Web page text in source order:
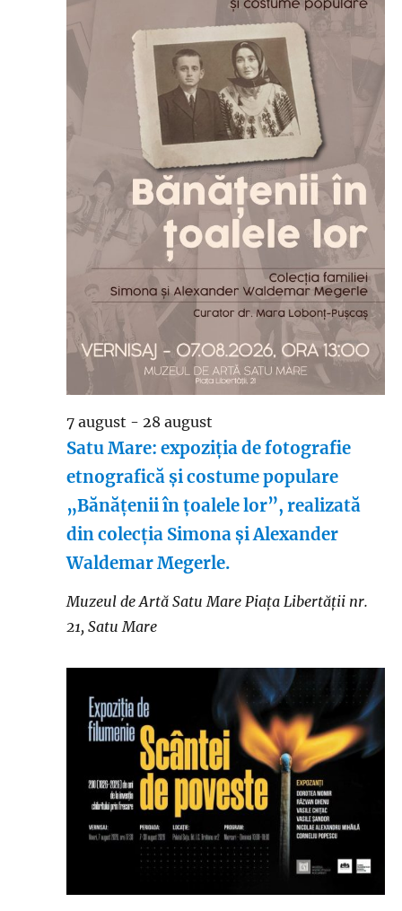
Satu Mare: expoziția de fotografie
etnografică și costume populare
„Bănățenii în țoalele lor”, realizată
din colecția Simona și Alexander
Waldemar Megerle.
7 august - 28 august
Muzeul de Artă Satu Mare Piaţa Libertăţii nr.
21, Satu Mare